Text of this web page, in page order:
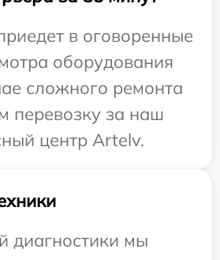
в оговоренные
оборудования
сложного ремонта
перевозку за наш
центр Artelv.
диагностики мы